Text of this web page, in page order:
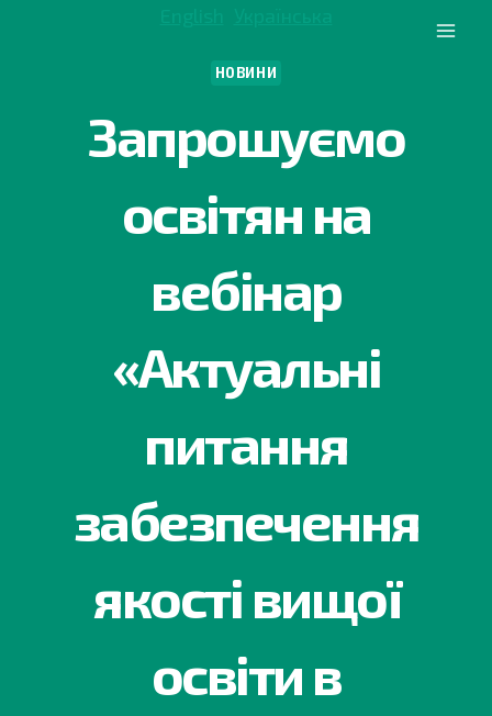
НОВИНИ
Запрошуємо
освітян на
вебінар
«Актуальні
питання
забезпечення
якості вищої
освіти в